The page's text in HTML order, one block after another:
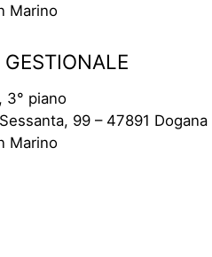
Marino
3° piano
99 – 47891 Dogana
Marino